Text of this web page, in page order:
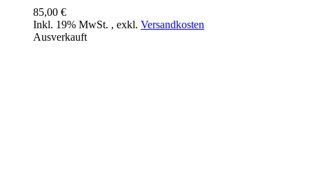
85,00 €
Inkl. 19% MwSt. , exkl. Versandkosten
Ausverkauft